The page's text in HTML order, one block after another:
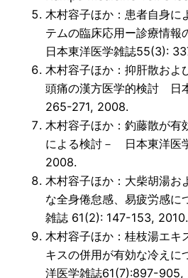
木村容子ほか：患者自身に
テムの臨床応用ー診療情
日本東洋医学雑誌55(3):
木村容子ほか：抑肝散およ
頭痛の漢方医学的検討 日
265-271, 2008.
木村容子ほか：釣藤散が有
による検討－ 日本東洋医
2008.
木村容子ほか：大柴胡湯お
な全身倦怠感、易疲労感
雑誌 61(2): 147-153, 2010.
木村容子ほか：桂枝湯エキ
キスの併用が有効な冷え
洋医学雑誌61(7):897-905,